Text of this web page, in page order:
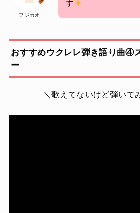
フジカオ
す
おすすめウクレレ弾き語り曲④
ー
＼歌えてないけど弾いて